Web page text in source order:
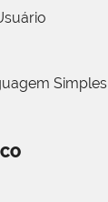
Simples